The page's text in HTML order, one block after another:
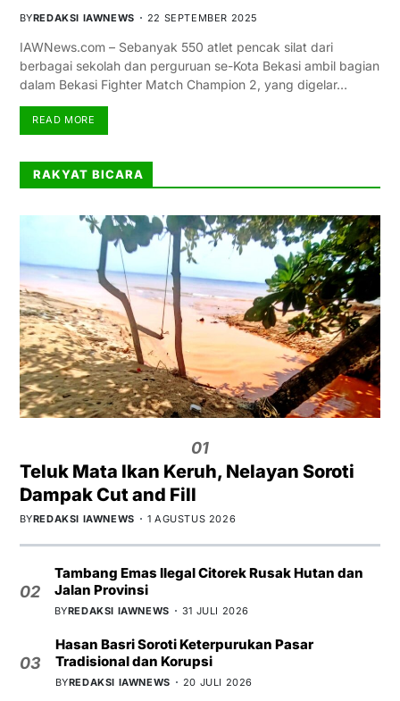
BYREDAKSI IAWNEWS 22 SEPTEMBER 2025
IAWNews.com – Sebanyak 550 atlet pencak silat dari
berbagai sekolah dan perguruan se-Kota Bekasi ambil bagian
dalam Bekasi Fighter Match Champion 2, yang digelar…
READ MORE
RAKYAT BICARA
01
Teluk Mata Ikan Keruh, Nelayan Soroti
Dampak Cut and Fill
BYREDAKSI IAWNEWS 1 AGUSTUS 2026
02
Tambang Emas Ilegal Citorek Rusak Hutan dan
Jalan Provinsi
BYREDAKSI IAWNEWS 31 JULI 2026
03
Hasan Basri Soroti Keterpurukan Pasar
Tradisional dan Korupsi
BYREDAKSI IAWNEWS 20 JULI 2026